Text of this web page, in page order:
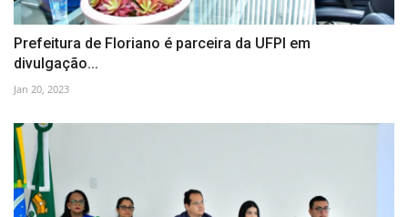
Prefeitura de Floriano é parceira da UFPI em
divulgação...
Jan 20, 2023